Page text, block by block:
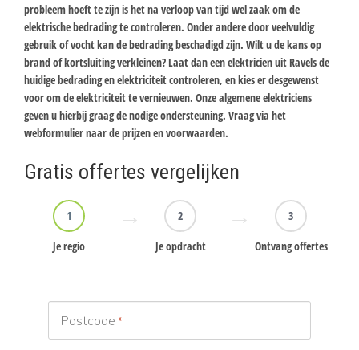
probleem hoeft te zijn is het na verloop van tijd wel zaak om de
elektrische bedrading te controleren. Onder andere door veelvuldig
gebruik of vocht kan de bedrading beschadigd zijn. Wilt u de kans op
brand of kortsluiting verkleinen? Laat dan een elektricien uit Ravels de
huidige bedrading en elektriciteit controleren, en kies er desgewenst
voor om de elektriciteit te vernieuwen. Onze algemene elektriciens
geven u hierbij graag de nodige ondersteuning. Vraag via het
webformulier naar de prijzen en voorwaarden.
Gratis offertes vergelijken
1
Je regio
2
Je opdracht
3
Ontvang offertes
Postcode *